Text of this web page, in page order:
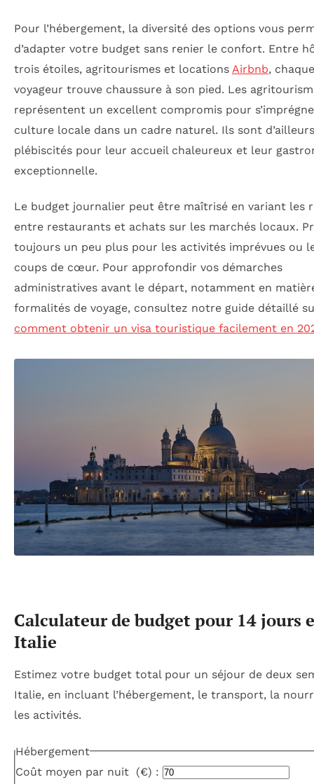
Pour l’hébergement, la diversité des options vous
d’adapter votre budget sans renier le confort. Entre
trois étoiles, agritourismes et locations Airbnb, chaque
voyageur trouve chaussure à son pied. Les
représentent un excellent compromis pour
culture locale dans un cadre naturel. Ils sont d’ailleurs
plébiscités pour leur accueil chaleureux et leur
exceptionnelle.
Le budget journalier peut être maîtrisé en variant les
entre restaurants et achats sur les marchés locaux.
toujours un peu plus pour les activités imprévues ou
coups de cœur. Pour approfondir vos démarches
administratives avant le départ, notamment en
formalités de voyage, consultez notre guide détaillé
comment obtenir un visa touristique facilement en
Calculateur de budget pour 14 jours
Italie
Estimez votre budget total pour un séjour de deux
Italie, en incluant l’hébergement, le transport, la
les activités.
Hébergement
Coût moyen par nuit (€) :